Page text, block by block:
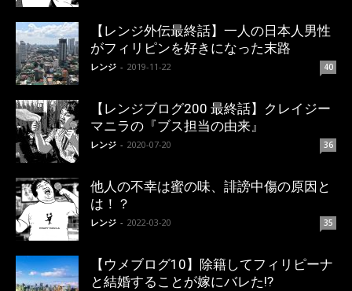
【レンジ外伝最終話】一人の日本人男性
がフィリピンを好きになった末路
レンジ - 2019-11-22 40
【レンジブログ200 最終話】クレイジー
マニラの『ブス担当の由来』
レンジ - 2020-07-20 36
他人の不幸は蜜の味、誹謗中傷の原因と
は！？
レンジ - 2022-03-20 35
【ウメブログ10】除籍してフィリピーナ
と結婚することが嫁にバレた!?